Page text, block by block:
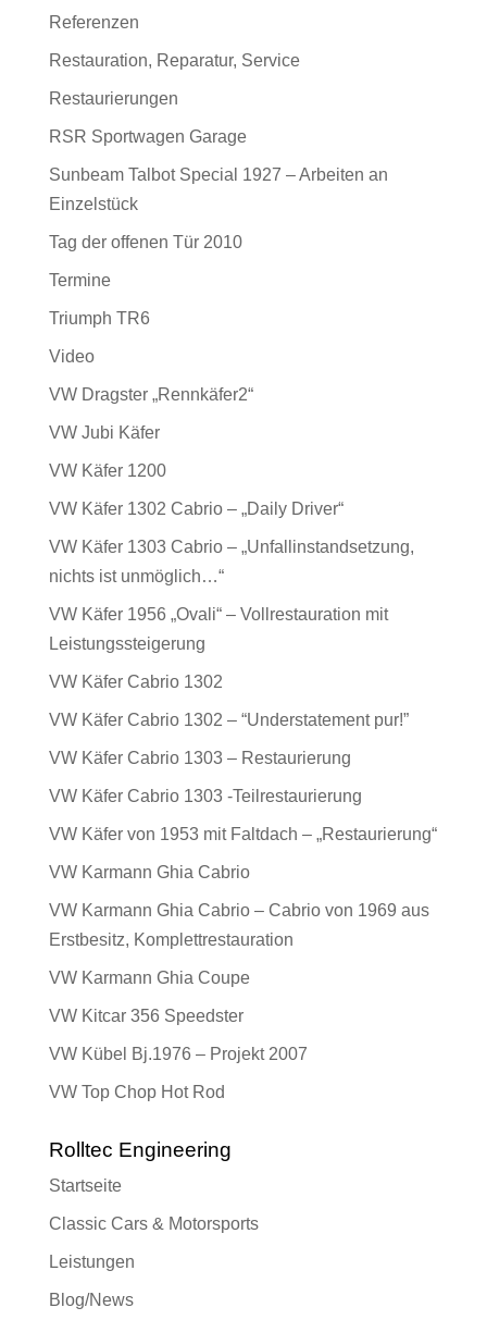
Referenzen
Restauration, Reparatur, Service
Restaurierungen
RSR Sportwagen Garage
Sunbeam Talbot Special 1927 – Arbeiten an
Einzelstück
Tag der offenen Tür 2010
Termine
Triumph TR6
Video
VW Dragster „Rennkäfer2“
VW Jubi Käfer
VW Käfer 1200
VW Käfer 1302 Cabrio – „Daily Driver“
VW Käfer 1303 Cabrio – „Unfallinstandsetzung,
nichts ist unmöglich…“
VW Käfer 1956 „Ovali“ – Vollrestauration mit
Leistungssteigerung
VW Käfer Cabrio 1302
VW Käfer Cabrio 1302 – “Understatement pur!”
VW Käfer Cabrio 1303 – Restaurierung
VW Käfer Cabrio 1303 -Teilrestaurierung
VW Käfer von 1953 mit Faltdach – „Restaurierung“
VW Karmann Ghia Cabrio
VW Karmann Ghia Cabrio – Cabrio von 1969 aus
Erstbesitz, Komplettrestauration
VW Karmann Ghia Coupe
VW Kitcar 356 Speedster
VW Kübel Bj.1976 – Projekt 2007
VW Top Chop Hot Rod
Rolltec Engineering
Startseite
Classic Cars & Motorsports
Leistungen
Blog/News